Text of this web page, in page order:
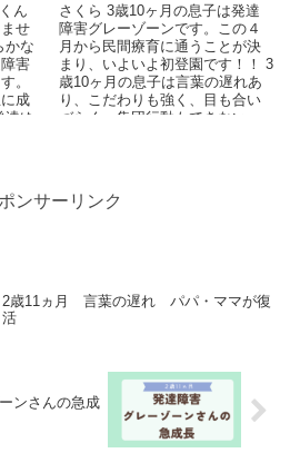
ん
せ
かな
害
。
成
達ゆ
さくら 3歳10ヶ月の息子は発達
障害グレーゾーンです。この４
月から民間療育に通うことが決
まり、いよいよ初登園です！！ 3
歳10ヶ月の息子は言葉の遅れあ
り、こだわりも強く、目も合い
づらく、集団行動もできない、
ンサーリンク
2歳11ヵ月 言葉の遅れ パパ・ママが復
活
ンさんの急成